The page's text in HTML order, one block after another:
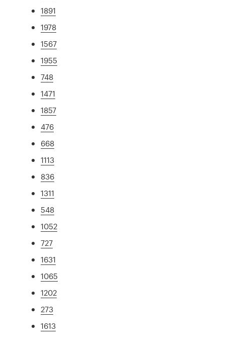
1891
1978
1567
1955
748
1471
1857
476
668
1113
836
1311
548
1052
727
1631
1065
1202
273
1613